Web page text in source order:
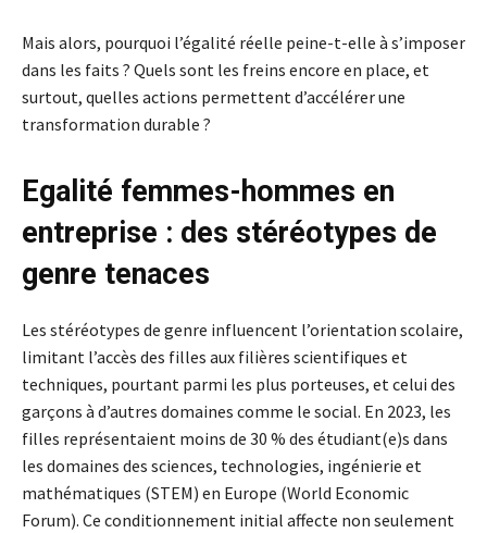
Mais alors, pourquoi l’égalité réelle peine-t-elle à s’imposer
dans les faits ? Quels sont les freins encore en place, et
surtout, quelles actions permettent d’accélérer une
transformation durable ?
Egalité femmes-hommes en
entreprise : des stéréotypes de
genre tenaces
Les stéréotypes de genre influencent l’orientation scolaire,
limitant l’accès des filles aux filières scientifiques et
techniques, pourtant parmi les plus porteuses, et celui des
garçons à d’autres domaines comme le social. En 2023, les
filles représentaient moins de 30 % des étudiant(e)s dans
les domaines des sciences, technologies, ingénierie et
mathématiques (STEM) en Europe (World Economic
Forum). Ce conditionnement initial affecte non seulement